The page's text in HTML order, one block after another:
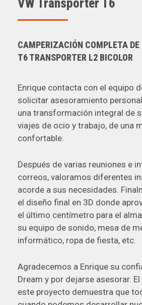
VW Transporter T6
CAMPERIZACIÓN COMPLETA
T6 TRANSPORTER L2 BICOLOR
Enrique contacta con el equipo
solicitar asesoramiento
una transformación integral de
viajes de ocio y trabajo, de una
confortable.
Después de varias reuniones e
correos, valoramos diferentes
acorde a sus necesidades.
el diseño final en 3D donde
el último centímetro para el
su equipo de sonido, mesa de
informático, ropa de fiesta, etc.
Agradecemos a Enrique su
Dream y por dejarse asesorar.
este proyecto demuestra que